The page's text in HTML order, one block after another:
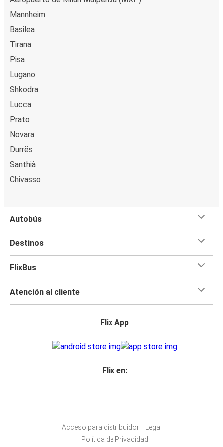
Mannheim
Basilea
Tirana
Pisa
Lugano
Shkodra
Lucca
Prato
Novara
Durrës
Santhià
Chivasso
Autobús
Destinos
FlixBus
Atención al cliente
Flix App
Flix en:
Acceso para distribuidor
Legal
Política de Privacidad